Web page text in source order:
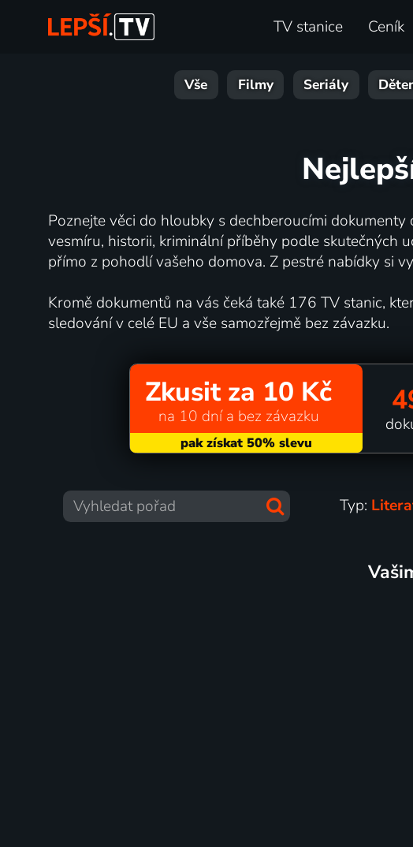
TV stanice Ceník
Vše Filmy Seriály
Poznejte věci do hloubky s dechberoucími
vesmíru, historii, kriminální příběhy podle skutečných
přímo z pohodlí vašeho domova. Z pestré nabídky si
Kromě dokumentů na vás čeká také 176 TV stanic,
sledování v celé EU a vše samozřejmě bez závazku.
Zkusit za 10 Kč
na 10 dní a bez závazku
Typ: